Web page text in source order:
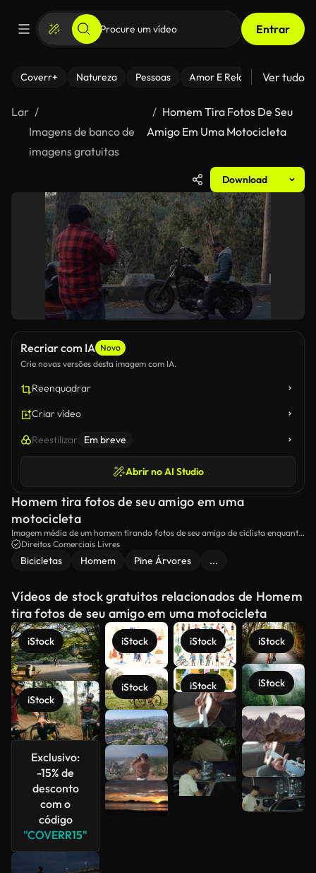
Entrar
Coverr+ Natureza Pessoas Amor E Relacionamentos
Ver tudo
Lar
Imagens de banco de
imagens gratuitas
Homem Tira Fotos De Seu
Amigo Em Uma Motocicleta
Download
Recriar com IA Novo
Crie novas versões desta imagem com IA.
Reenquadrar
Criar vídeo
Reestilizar Em breve
Abrir no AI Studio
Homem tira fotos de seu amigo em uma
motocicleta
Imagem média de um homem tirando fotos de seu amigo de ciclista enquanto
ele está postando para a câmera.
Direitos Comerciais Livres
Bicicletas Homem Pine Árvores ...
Vídeos de stock gratuitos relacionados de Homem
tira fotos de seu amigo em uma motocicleta
iStock
iStock
Exclusivo:
-15% de
desconto
com o
código
"COVERR15"
iStock
iStock
iStock
iStock
iStock
iStock
Veja mais